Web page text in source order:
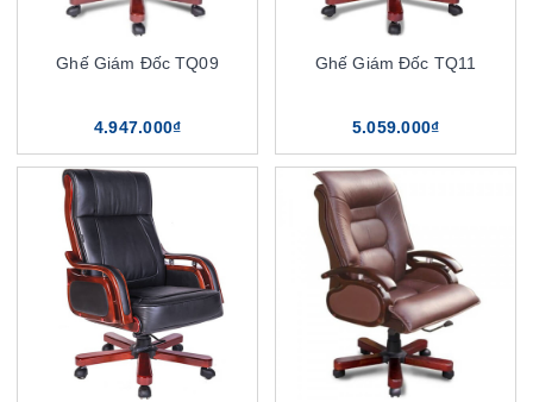
Ghế Giám Đốc TQ09
4.947.000₫
Ghế Giám Đốc TQ11
5.059.000₫